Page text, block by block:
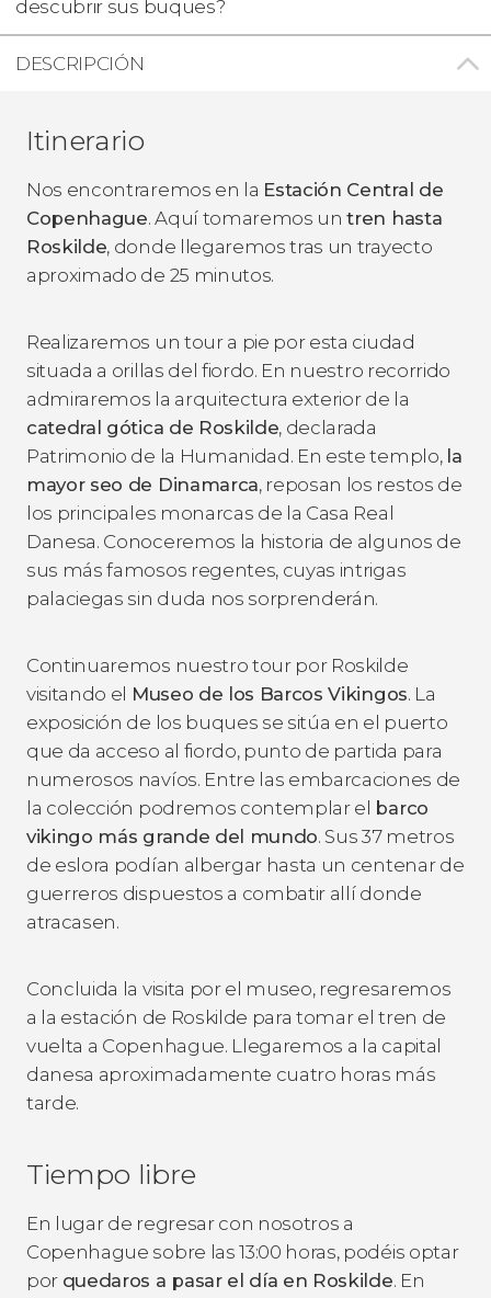
descubrir sus buques?
DESCRIPCIÓN
Itinerario
Nos encontraremos en la Estación Central de
Copenhague. Aquí tomaremos untren hasta
Roskilde, donde llegaremos tras un trayecto
aproximado de 25 minutos.
Realizaremos un tour a pie por esta ciudad
situada a orillas del fiordo. En nuestro recorrido
admiraremos la arquitectura exterior de la
catedral gótica de Roskilde, declarada
Patrimonio de la Humanidad. En este templo, la
mayor seo de Dinamarca, reposan los restos de
los principales monarcas de la Casa Real
Danesa. Conoceremos la historia de algunos de
sus más famosos regentes, cuyas intrigas
palaciegas sin duda nos sorprenderán.
Continuaremos nuestro tour por Roskilde
visitando el Museo de los Barcos Vikingos. La
exposición de los buques se sitúa en el puerto
que da acceso al fiordo, punto de partida para
numerosos navíos. Entre las embarcaciones de
la colección podremos contemplar el barco
vikingo más grande del mundo. Sus 37 metros
de eslora podían albergar hasta un centenar de
guerreros dispuestos a combatir allí donde
atracasen.
Concluida la visita por el museo, regresaremos
a la estación de Roskilde para tomar el tren de
vuelta a Copenhague. Llegaremos a la capital
danesa aproximadamente cuatro horas más
tarde.
Tiempo libre
En lugar de regresar con nosotros a
Copenhague sobre las 13:00 horas, podéis optar
por quedaros a pasar el día en Roskilde. En